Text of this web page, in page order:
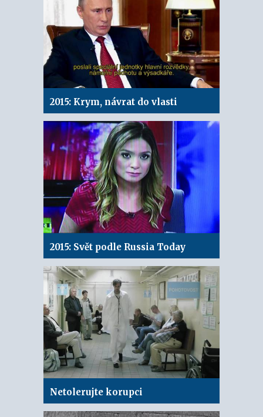
2015: Krym, návrat do vlasti
2015: Svět podle Russia Today
Netolerujte korupci